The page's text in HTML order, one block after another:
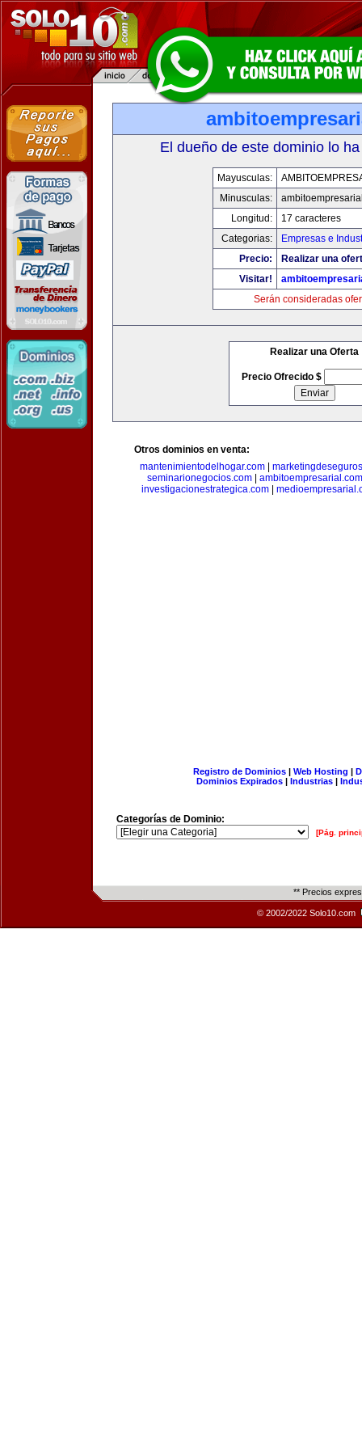
El dueño de este dominio lo
Mayusculas:
Minusculas:
Longitud:
17 caracteres
Categorias:
Empresas e
Precio:
Realizar una
Visitar!
Serán consideradas
Realizar una Oferta
Precio Ofrecido $
Otros dominios en venta:
mantenimientodelhogar.com|
seminarionegocios.com| ambitoempresarial.com
investigacionestrategica.com
Registro de Dominios| Web Hosting |
Dominios Expirados | Industrias |
Categorías de Dominio:
[Pág.
** Precios
© 2002/2022 Solo10.com